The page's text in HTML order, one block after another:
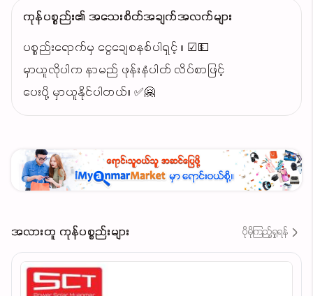
ကုန်ပစ္စည်း၏ အသေးစိတ်အချက်အလက်များ
ပစ္စည်းရောက်မှ ငွေချေစနစ်ပါရှင့် ။ ☑💵
မှာယူလိုပါက နာမည် ဖုန်းနံပါတ် လိပ်စာဖြင့်
ပေးပို့ မှာယူနိုင်ပါတယ်။ ✅🤗
အလားတူ ကုန်ပစ္စည်းများ ပိုမိုကြည့်ရှုရန်